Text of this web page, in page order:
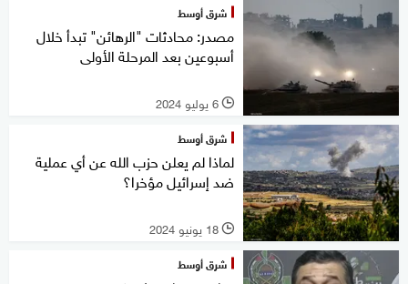
شرق أوسط
مصدر: محادثات "الرهائن" تبدأ خلال
أسبوعين بعد المرحلة الأولى
l 6 يوليو 2024
شرق أوسط
لماذا لم يعلن حزب الله عن أي عملية
ضد إسرائيل مؤخرا؟
l 18 يونيو 2024
شرق أوسط